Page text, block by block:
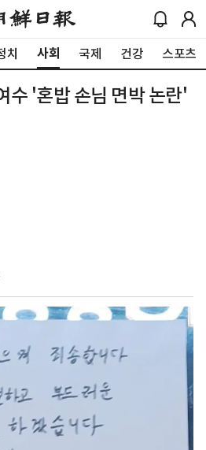
치 사회 국제 건강 스포츠
'혼밥 손님 면박 논란'